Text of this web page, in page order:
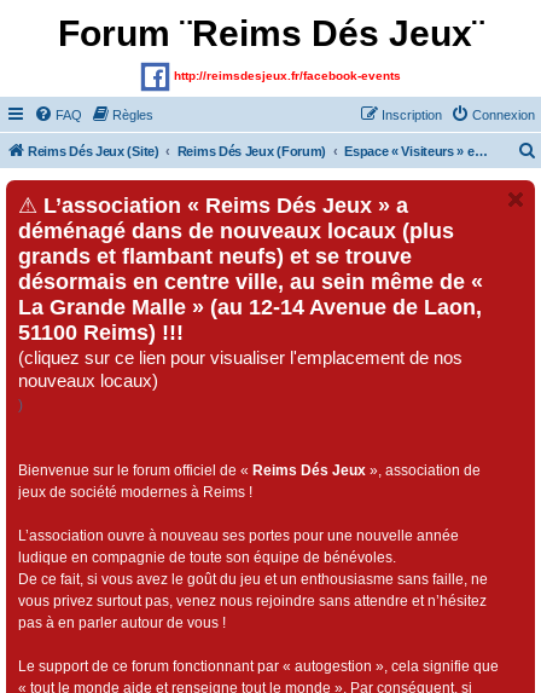
Forum ¨Reims Dés Jeux¨
http://reimsdesjeux.fr/facebook-events
FAQ Règles Connexion
Inscription
Reims Dés Jeux (Site) Reims Dés Jeux (Forum) Espace « Visiteurs » et inscrits au forum
⚠ L’association « Reims Dés Jeux » a
déménagé dans de nouveaux locaux (plus
grands et flambant neufs) et se trouve
désormais en centre ville, au sein même de «
La Grande Malle » (au 12-14 Avenue de Laon,
51100 Reims) !!!
(cliquez sur ce lien pour visualiser l'emplacement de nos
nouveaux locaux)
)
Bienvenue sur le forum officiel de « Reims Dés Jeux », association de
jeux de société modernes à Reims !
L’association ouvre à nouveau ses portes pour une nouvelle année
ludique en compagnie de toute son équipe de bénévoles.
De ce fait, si vous avez le goût du jeu et un enthousiasme sans faille, ne
vous privez surtout pas, venez nous rejoindre sans attendre et n’hésitez
pas à en parler autour de vous !
Le support de ce forum fonctionnant par « autogestion », cela signifie que
« tout le monde aide et renseigne tout le monde ». Par conséquent, si